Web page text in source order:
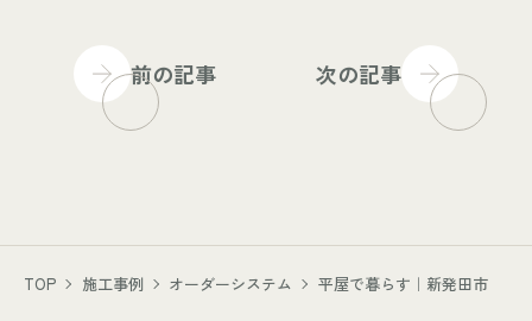
前の記事 次の記事
TOP 施工事例 オーダーシステム 平屋で暮らす｜新発田市